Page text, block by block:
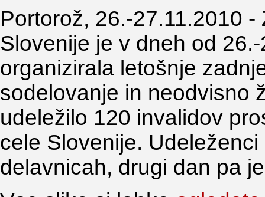
Portorož, 26.-27.11.2010 -
Slovenije je v dneh od
organizirala letošnje
sodelovanje in neodvisno
udeležilo 120 invalidov
cele Slovenije.
delavnicah, drugi dan pa